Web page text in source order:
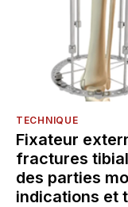
TECHNIQUE
Fixateur
fractures
des parties
indications et